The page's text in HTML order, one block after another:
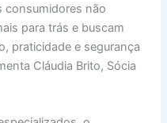
consumidores não
para trás e buscam
praticidade e segurança
Cláudia Brito, Sócia